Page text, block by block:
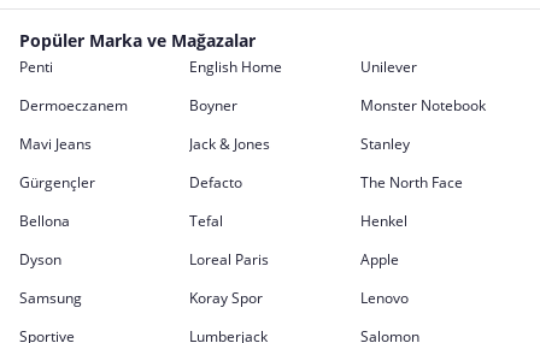
Popüler Marka ve Mağazalar
Penti English Home
Unilever
Dermoeczanem
Boyner
Monster Notebook
Mavi Jeans
Jack & Jones
Stanley
Gürgençler
Defacto
The North Face
Bellona
Tefal
Henkel
Dyson
Loreal Paris
Apple
Samsung
Koray Spor
Lenovo
Sportive
Lumberjack Salomon